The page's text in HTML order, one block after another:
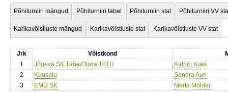
Põhiturniiri mängud Põhiturniiri tabel Põhiturniiri stat Põhiturniiri VV
Karikavõistluste mängud Karikavõistluste stat Karikavõistluste VV stat
Jrk Võistkond
1
Jõgeva SK Tähe/Olivia 10TÜ
Kätriin Kukk
2
Kuusalu
Sandra Aun
3
EMÜ SK
Marta Mölder